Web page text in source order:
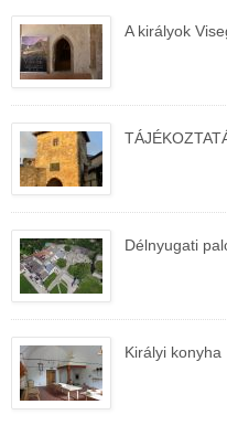
A királyok
Délnyugati
Királyi konyha